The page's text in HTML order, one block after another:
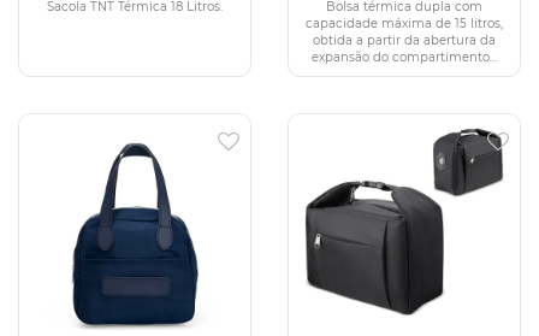
Sacola TNT Térmica 18 Litros.
Bolsa térmica dupla com
capacidade máxima de 15 litros,
obtida a partir da abertura da
expansão do compartimento...